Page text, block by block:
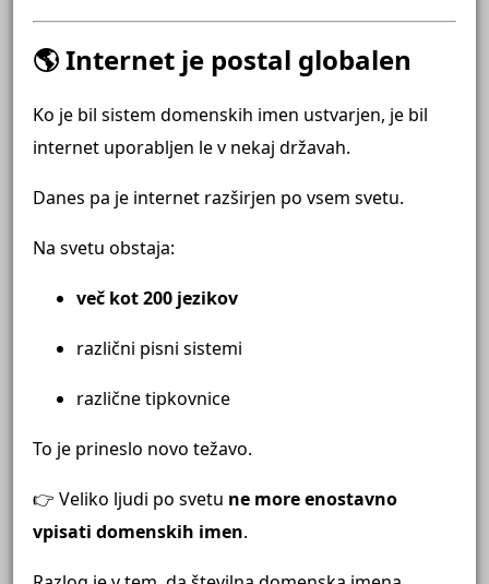
🌎 Internet je postal globalen
Ko je bil sistem domenskih imen ustvarjen, je bil
internet uporabljen le v nekaj državah.
Danes pa je internet razširjen po vsem svetu.
Na svetu obstaja:
več kot 200 jezikov
različni pisni sistemi
različne tipkovnice
To je prineslo novo težavo.
👉 Veliko ljudi po svetu ne more enostavno
vpisati domenskih imen.